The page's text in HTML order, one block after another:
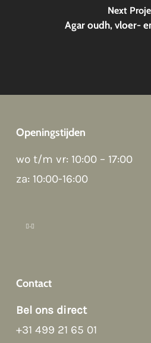
Next
Agar oudh, vloer-
Openingstijden
wo t/m vr: 10:00 – 17:00
za: 10:00-16:00
Contact
Bel ons direct
+31 499 21 65 01
Hoi! Kunnen we
How can we help?
Afspraak maken